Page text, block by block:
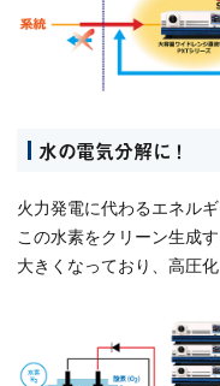
水の電気分解に ！
火力発電に代わるエネル
この水素をクリーン生成
大きくなっており、高圧